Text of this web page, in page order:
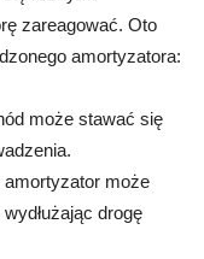
zareagować. Oto
amortyzatora:
może stawać się
amortyzator może
drogę